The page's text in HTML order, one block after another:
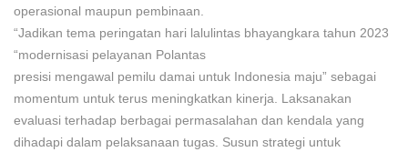
operasional maupun pembinaan.
“Jadikan tema peringatan hari lalulintas bhayangkara tahun 2023
“modernisasi pelayanan Polantas
presisi mengawal pemilu damai untuk Indonesia maju” sebagai
momentum untuk terus meningkatkan kinerja. Laksanakan
evaluasi terhadap berbagai permasalahan dan kendala yang
dihadapi dalam pelaksanaan tugas. Susun strategi untuk